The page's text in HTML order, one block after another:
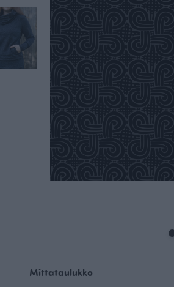
Mittataulukko